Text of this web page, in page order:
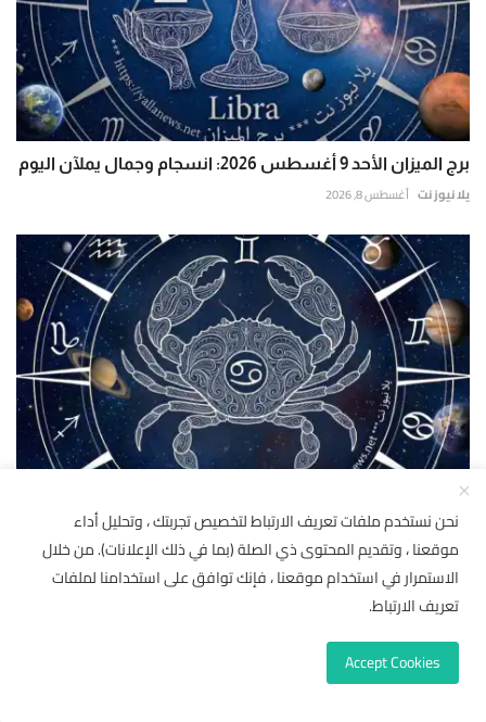
برج الميزان الأحد 9 أغسطس 2026: انسجام وجمال يملآن اليوم
يلا نيوز نت أغسطس 8, 2026
برج السرطان الأحد 9 أغسطس 2026: عاطفة وحنين يعززان
الروابط
أغسطس 8, 2026
نحن نستخدم ملفات تعريف الارتباط لتخصيص تجربتك ، وتحليل أداء
موقعنا ، وتقديم المحتوى ذي الصلة (بما في ذلك الإعلانات). من خلال
الاستمرار في استخدام موقعنا ، فإنك توافق على استخدامنا لملفات
تعريف الارتباط.
Accept Cookies
🌟 أضف "يلا نيوز نت" إلى مصادرك ×
تابع أحدث الأخبار والتقارير حصرياً ومباشرة من قسم
مصادرك"
لاحقاً